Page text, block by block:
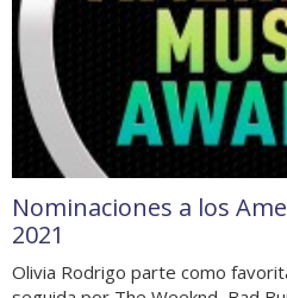
Nominaciones a los
2021
Olivia Rodrigo parte como